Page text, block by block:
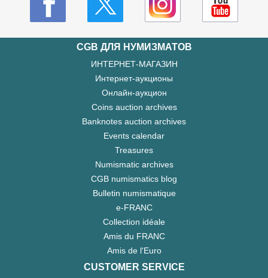
CGB ДЛЯ НУМИЗМАТОВ
ИНТЕРНЕТ-МАГАЗИН
Интернет-аукционы
Онлайн-аукцион
Coins auction archives
Banknotes auction archives
Events calendar
Treasures
Numismatic archives
CGB numismatics blog
Bulletin numismatique
e-FRANC
Collection idéale
Amis du FRANC
Amis de l'Euro
CUSTOMER SERVICE